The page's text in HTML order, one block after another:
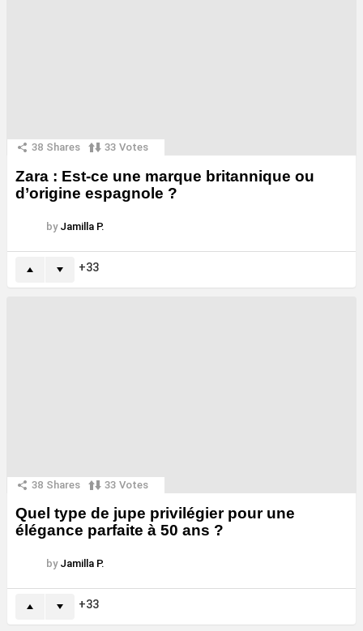
38 Shares 33 Votes
Zara : Est-ce une marque britannique ou
d’origine espagnole ?
by Jamilla P.
33
38 Shares 33 Votes
Quel type de jupe privilégier pour une
élégance parfaite à 50 ans ?
by Jamilla P.
33